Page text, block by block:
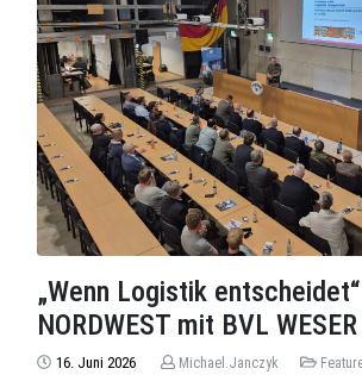
„Wenn Logistik
NORDWEST mit BVL
16. Juni 2026 Michael.Janczyk